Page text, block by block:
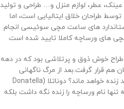
عطر، لوازم منزل و… طراحی و تولید
طراحان خلاق ایتالیایی است، اما
های ساعت مچی سوئیسی انجام
های ورساچه کاملا تایید شده است.
خوش ذوق و پرتلاشی بود که در دهه
طراحان هم قرار گرفت.بعد از مرگ ناگهانی
خواهد ماند؟ دوناتلا (Donatella
تنها نام ورساچه را زنده نگه داشت بلکه